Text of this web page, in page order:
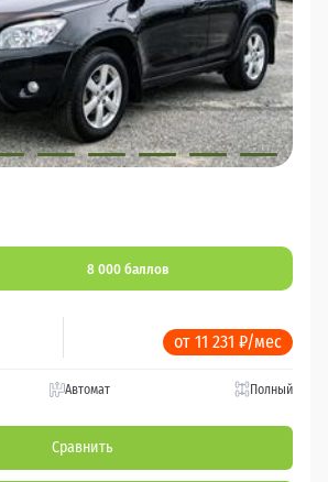
8 000 баллов
от 11 231 ₽/мес
Автомат Полный
Сравнить